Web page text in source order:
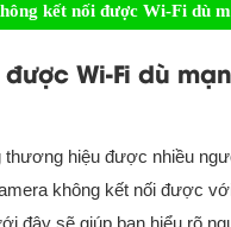
kết nối được Wi-Fi dù
Wi-Fi dù
hiệu được nhiều
không kết nối được